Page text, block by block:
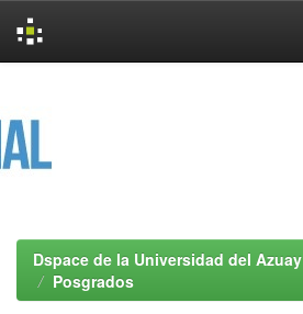
Dspace de la Universidad del Azuay
Posgrados